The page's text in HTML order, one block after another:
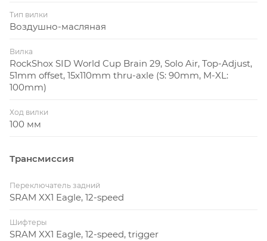
Тип вилки
Воздушно-масляная
Вилка
RockShox SID World Cup Brain 29, Solo Air, Top-Adjust,
51mm offset, 15x110mm thru-axle (S: 90mm, M-XL:
100mm)
Ход вилки
100 мм
Трансмиссия
Переключатель задний
SRAM XX1 Eagle, 12-speed
Шифтеры
SRAM XX1 Eagle, 12-speed, trigger